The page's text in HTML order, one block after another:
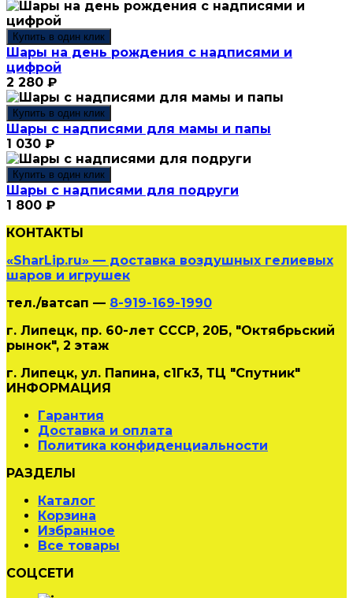
Купить в один клик
Шары на день рождения с надписями и
цифрой
2 280 ₽
Купить в один клик
Шары с надписями для мамы и папы
1 030 ₽
Купить в один клик
Шары с надписями для подруги
1 800 ₽
КОНТАКТЫ
«SharLip.ru» — доставка воздушных гелиевых
шаров и игрушек
тел./ватсап — 8-919-169-1990
г. Липецк, пр. 60-лет СССР, 20Б, "Октябрьский
рынок", 2 этаж
г. Липецк, ул. Папина, с1Гк3, ТЦ "Спутник"
ИНФОРМАЦИЯ
Гарантия
Доставка и оплата
Политика конфиденциальности
РАЗДЕЛЫ
Каталог
Корзина
Избранное
Все товары
СОЦСЕТИ